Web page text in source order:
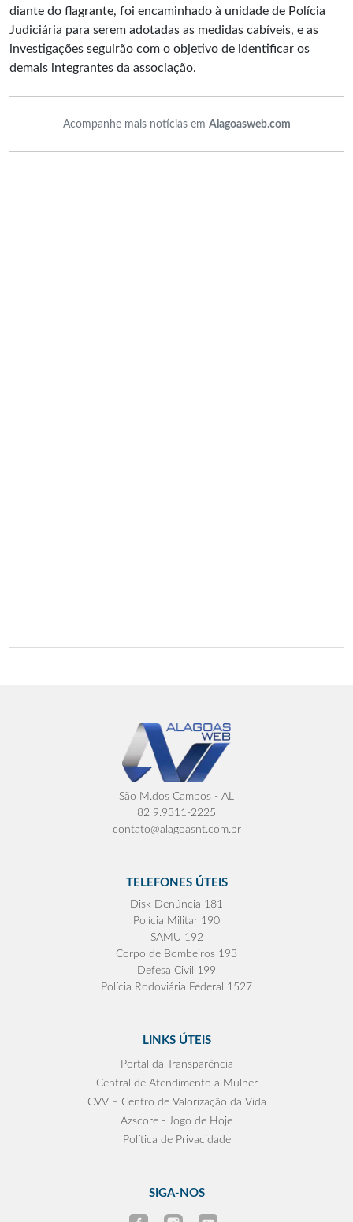
diante do flagrante, foi encaminhado à unidade de Polícia
Judiciária para serem adotadas as medidas cabíveis, e as
investigações seguirão com o objetivo de identificar os
demais integrantes da associação.
Acompanhe mais notícias em Alagoasweb.com
São M.dos Campos - AL
82 9.9311-2225
contato@alagoasnt.com.br
TELEFONES ÚTEIS
Disk Denúncia 181
Polícia Militar 190
SAMU 192
Corpo de Bombeiros 193
Defesa Civil 199
Polícia Rodoviária Federal 1527
LINKS ÚTEIS
Portal da Transparência
Central de Atendimento a Mulher
CVV – Centro de Valorização da Vida
Azscore - Jogo de Hoje
Política de Privacidade
SIGA-NOS